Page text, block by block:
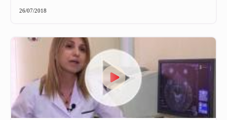
Մամուլը մեր մասին (2023-2024 թթ)
26/07/2018